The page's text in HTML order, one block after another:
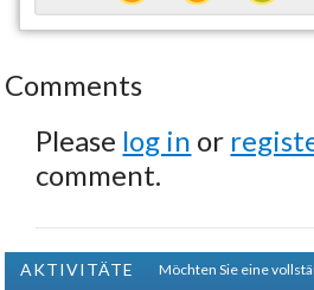
Comments
Please log in or
comment.
AKTIVITÄTE
Möchten Sie eine